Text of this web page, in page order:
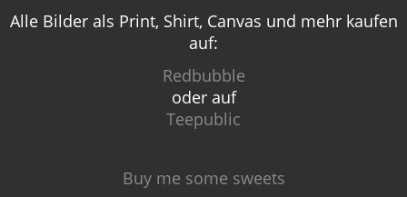
Alle Bilder als Print, Shirt, Canvas und mehr kaufen
auf:
Redbubble
oder auf
Teepublic
Buy me some sweets